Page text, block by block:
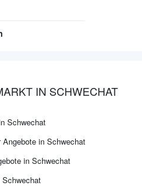
IN SCHWECHAT
Schwechat
in Schwechat
in Schwechat